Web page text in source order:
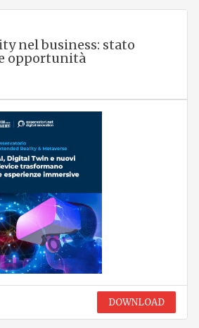
nel business: stato
opportunità
DOWNLOAD